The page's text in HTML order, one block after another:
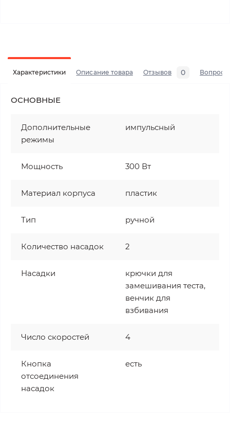
Характеристики Описание товара Отзывов 0 Вопросы
ОСНОВНЫЕ
Дополнительные
режимы
импульсный
Мощность 300 Вт
Материал корпуса пластик
Тип ручной
Количество насадок 2
Насадки
крючки для
замешивания теста,
венчик для
взбивания
Число скоростей 4
Кнопка
отсоединения
насадок
есть